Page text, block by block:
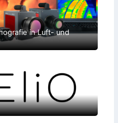
in Luft- und